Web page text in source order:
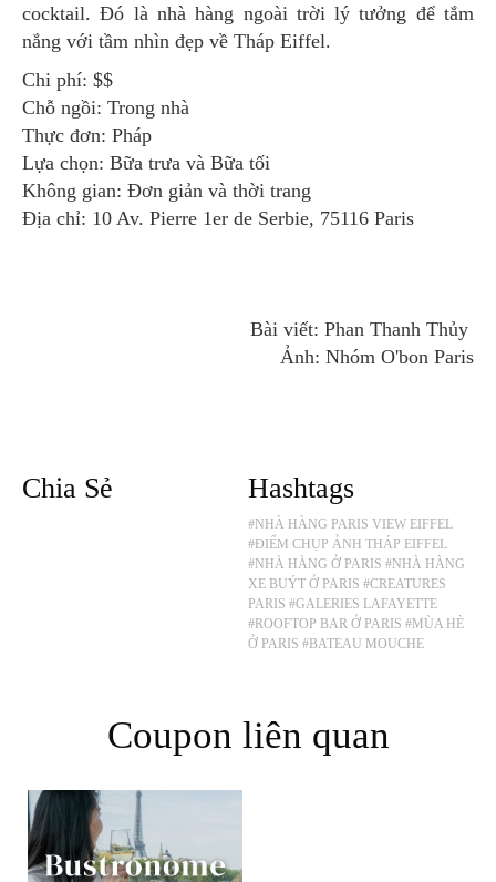
cocktail. Đó là nhà hàng ngoài trời lý tưởng để tắm
nắng với tầm nhìn đẹp về Tháp Eiffel.
Chi phí: $$
Chỗ ngồi: Trong nhà
Thực đơn: Pháp
Lựa chọn: Bữa trưa và Bữa tối
Không gian: Đơn giản và thời trang
Địa chỉ: 10 Av. Pierre 1er de Serbie, 75116 Paris
Bài viết: Phan Thanh Thủy
Ảnh: Nhóm O'bon Paris
Chia Sẻ Hashtags
#NHÀ HÀNG PARIS VIEW EIFFEL
#ĐIỂM CHỤP ẢNH THÁP EIFFEL
#NHÀ HÀNG Ở PARIS #NHÀ HÀNG
XE BUÝT Ở PARIS #CREATURES
PARIS #GALERIES LAFAYETTE
#ROOFTOP BAR Ở PARIS #MÙA HÈ
Ở PARIS #BATEAU MOUCHE
Coupon liên quan